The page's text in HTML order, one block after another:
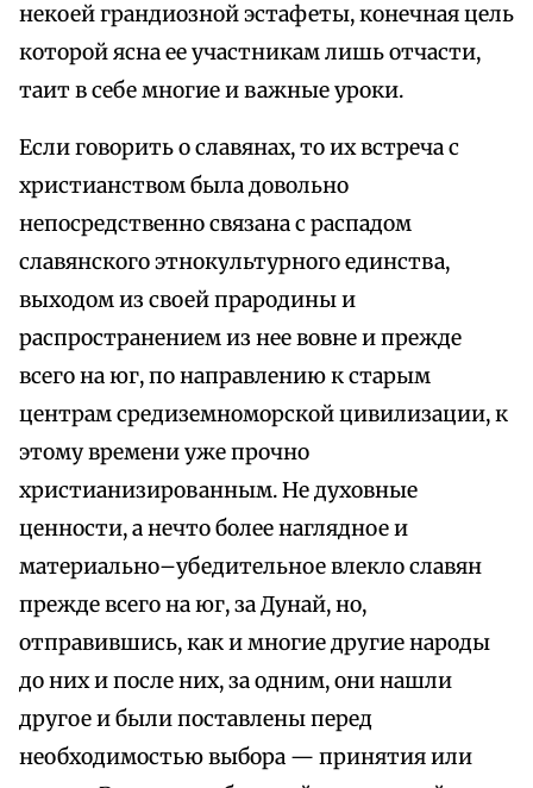
некоей грандиозной эстафеты, конечная цель
которой ясна ее участникам лишь отчасти,
таит в себе многие и важные уроки.
Если говорить о славянах, то их встреча с
христианством была довольно
непосредственно связана с распадом
славянского этнокультурного единства,
выходом из своей прародины и
распространением из нее вовне и прежде
всего на юг, по направлению к старым
центрам средиземноморской цивилизации, к
этому времени уже прочно
христианизированным. Не духовные
ценности, а нечто более наглядное и
материально–убедительное влекло славян
прежде всего на юг, за Дунай, но,
отправившись, как и многие другие народы
до них и после них, за одним, они нашли
другое и были поставлены перед
необходимостью выбора — принятия или